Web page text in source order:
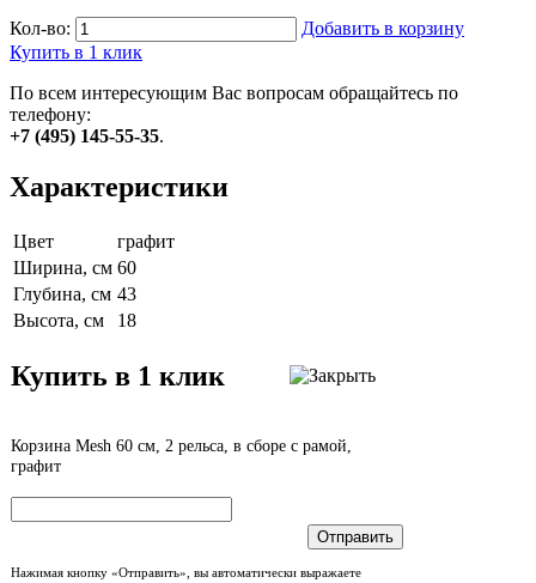
Кол-во:
Добавить в корзину
Купить в 1 клик
По всем интересующим Вас вопросам обращайтесь по
телефону:
+7 (495) 145-55-35.
Характеристики
Цвет
графит
Ширина, см 60
Глубина, см 43
Высота, см
18
Купить в 1 клик
Корзина Mesh 60 см, 2 рельса, в сборе с рамой,
графит
Отправить
Нажимая кнопку «Отправить», вы автоматически выражаете